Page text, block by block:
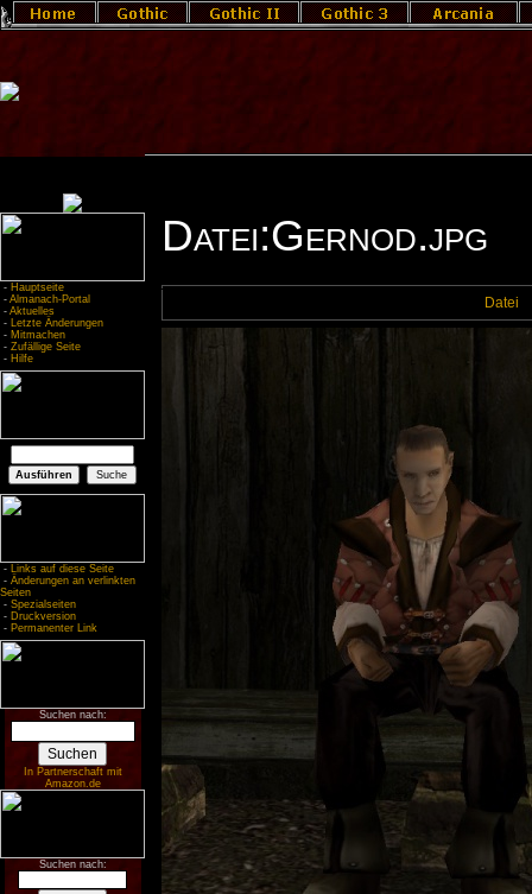
- Hauptseite
- Almanach-Portal
- Aktuelles
- Letzte Änderungen
- Mitmachen
- Zufällige Seite
- Hilfe
- Links auf diese Seite
- Änderungen an verlinkten
Seiten
- Spezialseiten
- Druckversion
- Permanenter Link
Suchen nach:
In Partnerschaft mit
Amazon.de
Suchen nach:
Datei:Gernod.jpg
Datei